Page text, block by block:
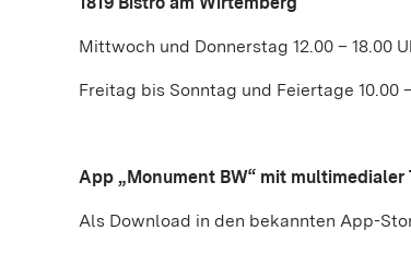
Mittwoch und Donnerstag 12.00 – 18.00
Freitag bis Sonntag und Feiertage 10.00
App „Monument BW“ mit
Als Download in den bekannten App-